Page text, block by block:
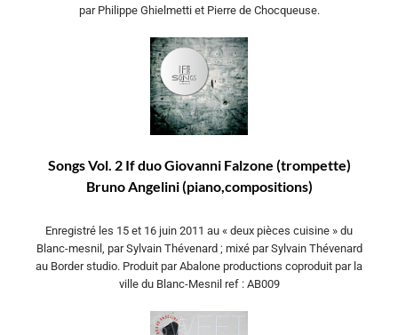
par Philippe Ghielmetti et Pierre de Chocqueuse.
Songs Vol. 2 If duo Giovanni Falzone (trompette)
Bruno Angelini (piano,compositions)
Enregistré les 15 et 16 juin 2011 au « deux pièces cuisine » du
Blanc-mesnil, par Sylvain Thévenard ; mixé par Sylvain Thévenard
au Border studio. Produit par Abalone productions coproduit par la
ville du Blanc-Mesnil ref : AB009